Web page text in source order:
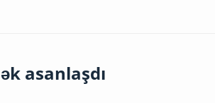
asanlaşdı